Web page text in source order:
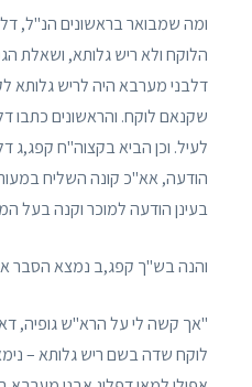
ומה שמבואר בראשונים הנ"ל,
הלוקח ולא ריש גלותא, ושאלת
דלבני מערבא היה לריש גלותא
שקנאם לוקח. והראשונים כתבו
לעיל. וכן הביא בקצוה"ח קפג,ג
הודעה, אא"כ קונה השליח
בעינן הודעה למוכר וקנה בעל
והנה בש"ך קפג,ב נמצא הסבר
"אך קשה לי על הרא"ש גופיה,
לוקח שדה בשם ריש גלותא –